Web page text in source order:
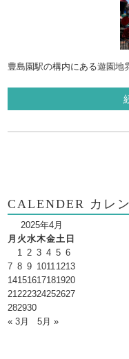
豊島園駅の構内にある遊園
CALENDER カレ
2025年4月
月 火水木金土 日
1 2 3 4 5 6
7 8 9 10111213
14151617181920
21222324252627
282930
« 3月
5月 »